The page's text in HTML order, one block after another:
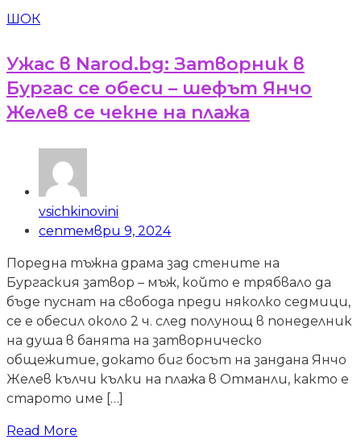
ШОК
Ужас в Narod.bg: Затворник в
Бургас се обеси – шефът Янчо
Желев се чекне на плажа
vsichkinovini
септември 9, 2024
Поредна тъжна драма зад стените на
Бургаския затвор – мъж, който е трябвало да
бъде пуснат на свобода преди няколко седмици,
се е обесил около 2 ч. след полунощ в понеделник
на душа в банята на затворническо
общежитие, докато биг босът на зандана Янчо
Желев кълчи кълки на плажа в Отманли, както е
старото име […]
Read More